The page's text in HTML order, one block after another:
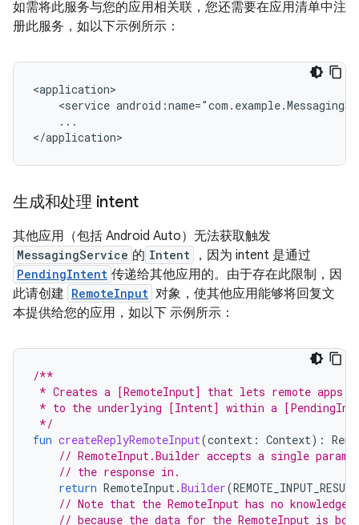
如需将此服务与您的应用相关联，您还需要在应用清单中注
册此服务，如以下示例所示：
<service
...
生成和处理 intent
其他应用（包括 Android Auto）无法获取触发
MessagingService 的 Intent ，因为 intent 是通过
PendingIntent 传递给其他应用的。由于存在此限制，因
此请创建 RemoteInput 对象，使其他应用能够将回复文
本提供给您的应用，如以下 示例所示：
/**
* Creates a [RemoteInput] that lets remote apps
* to the underlying [Intent] within a
*/
fun createReplyRemoteInput(context : Context):
// RemoteInput.Builder accepts a single
// the response in.
return RemoteInput.Builder(
// Note that the RemoteInput has no
// because the data for the RemoteInput is